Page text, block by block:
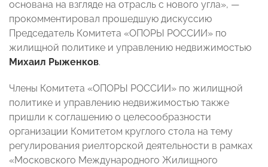
основана на взгляде на отрасль с нового угла», —
прокомментировал прошедшую дискуссию
Председатель Комитета «ОПОРЫ РОССИИ» по
жилищной политике и управлению недвижимостью
Михаил Рыженков.
Члены Комитета «ОПОРЫ РОССИИ» по жилищной
политике и управлению недвижимостью также
пришли к соглашению о целесообразности
организации Комитетом круглого стола на тему
регулирования риелторской деятельности в рамках
«Московского Международного Жилищного